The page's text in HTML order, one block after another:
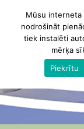
Mūsu
nodrošināt
tiek instalēti
mērķa
Piekrītu